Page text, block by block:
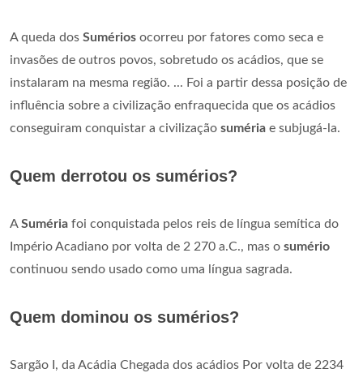
A queda dos Sumérios ocorreu por fatores como seca e
invasões de outros povos, sobretudo os acádios, que se
instalaram na mesma região. ... Foi a partir dessa posição de
influência sobre a civilização enfraquecida que os acádios
conseguiram conquistar a civilização suméria e subjugá-la.
Quem derrotou os sumérios?
ASuméria foi conquistada pelos reis de língua semítica do
Império Acadiano por volta de 2 270 a.C., mas o sumério
continuou sendo usado como uma língua sagrada.
Quem dominou os sumérios?
Sargão I, da Acádia Chegada dos acádios Por volta de 2234